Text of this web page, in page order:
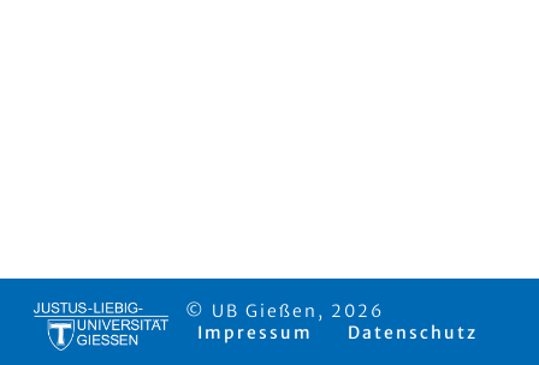
© UB Gießen, 2026
Impressum
Datenschutz